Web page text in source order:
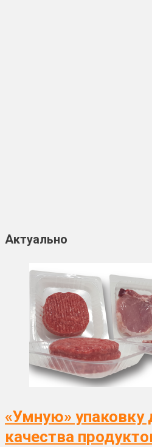
Актуально
«Умную» упаковку
качества